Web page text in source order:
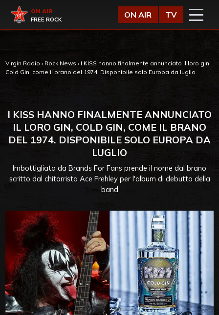
Virgin Radio
ON AIR
FREE ROCK
ON AIR TV
Virgin Radio › Rock News › I KISS hanno finalmente annunciato il loro gin,
Cold Gin, come il brano del 1974. Disponibile solo Europa da luglio
I KISS HANNO FINALMENTE ANNUNCIATO
IL LORO GIN, COLD GIN, COME IL BRANO
DEL 1974. DISPONIBILE SOLO EUROPA DA
LUGLIO
Imbottigliato da Brands For Fans prende il nome dal brano
scritto dal chitarrista Ace Frehley per l'album di debutto della
band